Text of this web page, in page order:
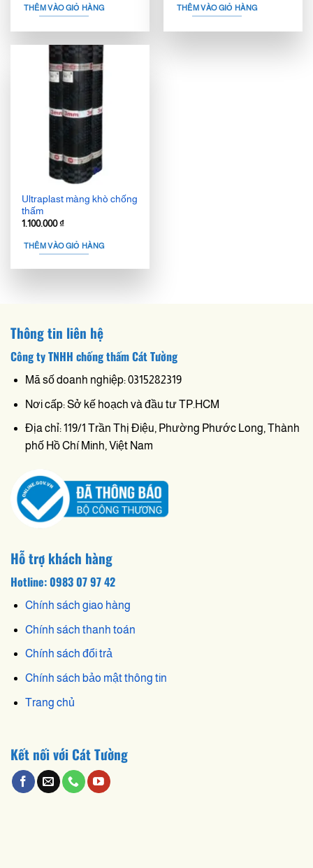
THÊM VÀO GIỎ HÀNG THÊM VÀO GIỎ HÀNG
Ultraplast màng khò chống
thấm
1.100.000₫
THÊM VÀO GIỎ HÀNG
Thông tin liên hệ
Công ty TNHH chống thấm Cát Tường
Mã số doanh nghiệp: 0315282319
Nơi cấp: Sở kế hoạch và đầu tư TP.HCM
Địa chỉ: 119/1 Trần Thị Điệu, Phường Phước Long, Thành
phố Hồ Chí Minh, Việt Nam
Hỗ trợ khách hàng
Hotline: 0983 07 97 42
Chính sách giao hàng
Chính sách thanh toán
Chính sách đổi trả
Chính sách bảo mật thông tin
Trang chủ
Kết nối với Cát Tường